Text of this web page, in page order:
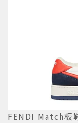
FENDI Match板